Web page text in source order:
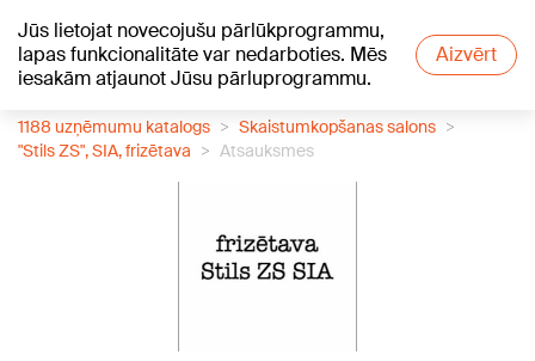
Jūs lietojat novecojušu pārlūkprogrammu,
lapas funkcionalitāte var nedarboties. Mēs
iesakām atjaunot Jūsu pārluprogrammu.
Aizvērt
+23°C
1188 uzņēmumu katalogs
Skaistumkopšanas salons
"Stils ZS", SIA, frizētava
Atsauksmes